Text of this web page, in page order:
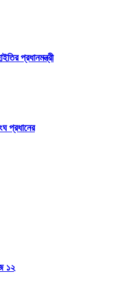
প্রধানমন্ত্রী
প্রধানের
১২